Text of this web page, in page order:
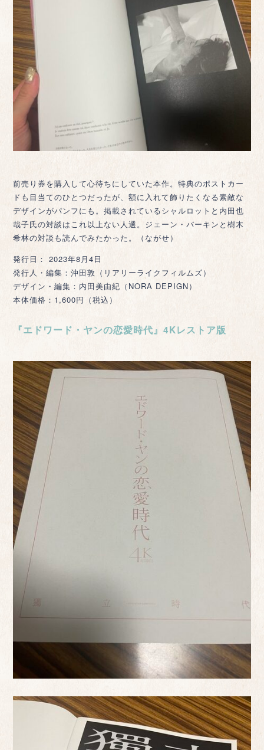
前売り券を購入して心待ちにしていた本作。特典のポストカー
ドも目当てのひとつだったが、額に入れて飾りたくなる素敵な
デザインがパンフにも。掲載されているシャルロットと内田也
哉子氏の対談はこれ以上ない人選。ジェーン・バーキンと樹木
希林の対談も読んでみたかった。（ながせ）
発行日： 2023年8月4日
発行人・編集：沖田敦（リアリーライクフィルムズ）
デザイン・編集：内田美由紀（NORA DEPIGN）
本体価格：1,600円（税込）
『エドワード・ヤンの恋愛時代』4Kレストア版